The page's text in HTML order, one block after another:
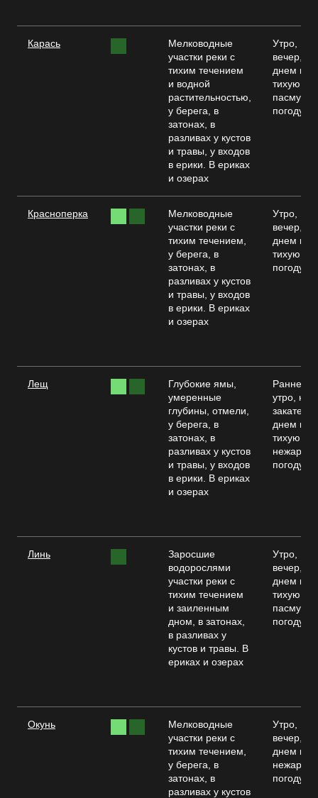
Карась
Мелководные
участки реки с
тихим течением
и водной
растительностью,
у берега, в
затонах, в
разливах у кустов
и травы, у входов
в ерики. В ериках
и озерах
Утро,
вечер,
днем в
тихую и
погоду
Красноперка
Мелководные
участки реки с
тихим течением,
у берега, в
затонах, в
разливах у кустов
и травы, у входов
в ерики. В ериках
и озерах
Утро,
вечер,
днем в
тихую,
погоду
Лещ
Глубокие ямы,
умеренные
глубины, отмели,
у берега, в
затонах, в
разливах у кустов
и травы, у входов
в ерики. В ериках
и озерах
Раннее
утро, на
закате,
днем в
тихую
нежаркую
погоду
Линь
Заросшие
водорослями
участки реки с
тихим течением
и заиленным
дном, в затонах,
в разливах у
кустов и травы. В
ериках и озерах
Утро,
вечер,
днем в
тихую и
погоду
Окунь
Мелководные
участки реки с
тихим течением,
у берега, в
затонах, в
разливах у кустов
Утро,
вечер,
днем в
погоду